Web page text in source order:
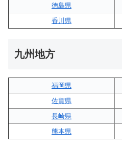
徳島県
香川県
九州地方
福岡県
佐賀県
長崎県
熊本県